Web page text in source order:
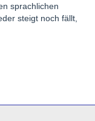
sprachlichen
steigt noch fällt,